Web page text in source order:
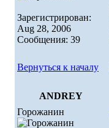
Зарегистрирован:
Aug 28, 2006
Сообщения: 39
Вернуться к началу
ANDREY
Горожанин